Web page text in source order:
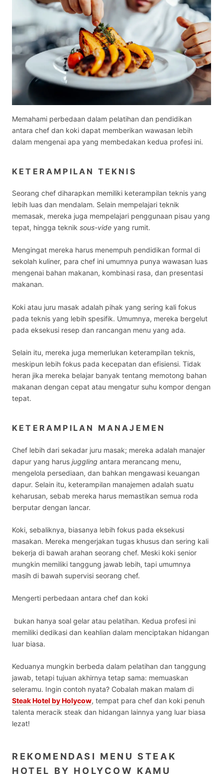
Memahami perbedaan dalam pelatihan dan pendidikan
antara chef dan koki dapat memberikan wawasan lebih
dalam mengenai apa yang membedakan kedua profesi ini.
KETERAMPILAN TEKNIS
Seorang chef diharapkan memiliki keterampilan teknis yang
lebih luas dan mendalam. Selain mempelajari teknik
memasak, mereka juga mempelajari penggunaan pisau yang
tepat, hingga teknik sous-vide yang rumit.
Mengingat mereka harus menempuh pendidikan formal di
sekolah kuliner, para chef ini umumnya punya wawasan luas
mengenai bahan makanan, kombinasi rasa, dan presentasi
makanan.
Koki atau juru masak adalah pihak yang sering kali fokus
pada teknis yang lebih spesifik. Umumnya, mereka bergelut
pada eksekusi resep dan rancangan menu yang ada.
Selain itu, mereka juga memerlukan keterampilan teknis,
meskipun lebih fokus pada kecepatan dan efisiensi. Tidak
heran jika mereka belajar banyak tentang memotong bahan
makanan dengan cepat atau mengatur suhu kompor dengan
tepat.
KETERAMPILAN MANAJEMEN
Chef lebih dari sekadar juru masak; mereka adalah manajer
dapur yang harus juggling antara merancang menu,
mengelola persediaan, dan bahkan mengawasi keuangan
dapur. Selain itu, keterampilan manajemen adalah suatu
keharusan, sebab mereka harus memastikan semua roda
berputar dengan lancar.
Koki, sebaliknya, biasanya lebih fokus pada eksekusi
masakan. Mereka mengerjakan tugas khusus dan sering kali
bekerja di bawah arahan seorang chef. Meski koki senior
mungkin memiliki tanggung jawab lebih, tapi umumnya
masih di bawah supervisi seorang chef.
Mengerti perbedaan antara chef dan koki
bukan hanya soal gelar atau pelatihan. Kedua profesi ini
memiliki dedikasi dan keahlian dalam menciptakan hidangan
luar biasa.
Keduanya mungkin berbeda dalam pelatihan dan tanggung
jawab, tetapi tujuan akhirnya tetap sama: memuaskan
seleramu. Ingin contoh nyata? Cobalah makan malam di
Steak Hotel by Holycow, tempat para chef dan koki penuh
talenta meracik steak dan hidangan lainnya yang luar biasa
lezat!
REKOMENDASI MENU STEAK
HOTEL BY HOLYCOW KAMU